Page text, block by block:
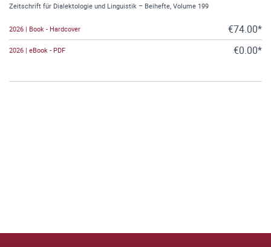
Zeitschrift für Dialektologie und Linguistik – Beihefte, Volume 199
2026 | Book - Hardcover €74.00*
2026 | eBook - PDF €0.00*